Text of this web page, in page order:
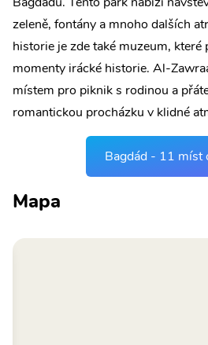
zeleně, fontány a mnoho dalších
historie je zde také muzeum, které
momenty irácké historie. Al-
místem pro piknik s rodinou a
romantickou procházku v klidné
Bagdád - 11 míst
Mapa